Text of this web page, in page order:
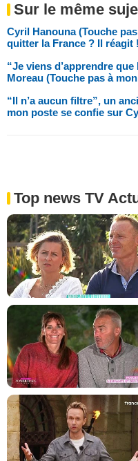
Sur le même
Cyril Hanouna (Touche
quitter la France ? Il réagit !
“Je viens d’apprendre que
Moreau (Touche pas à
“Il n’a aucun filtre”, un
mon poste se confie sur
Top news TV